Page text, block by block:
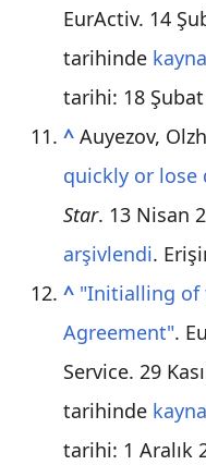
EurActiv. 14
tarihinde
tarihi: 18
^ Auyezov,
quickly or lose
Star. 13 Nisan
arşivlendi.
^ "Initialling of
Agreement".
Service. 29
tarihinde
tarihi: 1 Aralık